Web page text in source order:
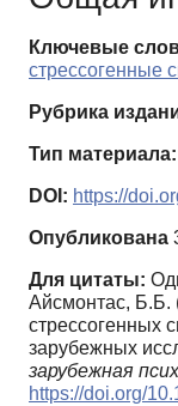
Ключевые
стрессогенные
Рубрика
Тип материала:
DOI: https://
Опубликована
Для цитаты:
Айсмонтас, Б.Б.
стрессогенных
зарубежных
зарубежная
https://doi.org/